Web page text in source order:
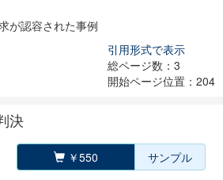
が認容された事例
引用形式で表示
総ページ数：3
開始ページ位置：204
決
￥550 サンプル